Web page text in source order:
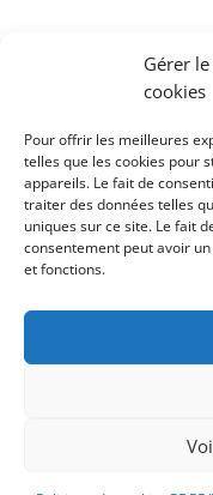
Gérer
cookies
Pour offrir les meilleures
telles que les cookies pour
appareils. Le fait de
traiter des données telles
uniques sur ce site. Le fait
consentement peut avoir
et fonctions.
Points de vente–
DEVENEZ
DISTRIBUTEUR
1988 Route